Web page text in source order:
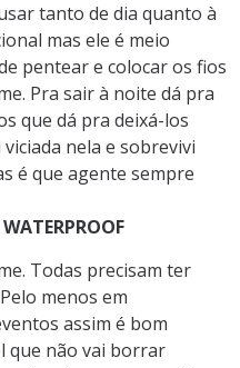
tanto de dia quanto à
mas ele é meio
pentear e colocar os fios
Pra sair à noite dá pra
que dá pra deixá-los
nela e sobrevivi
é que agente sempre
Todas precisam ter
menos em
assim é bom
que não vai borrar